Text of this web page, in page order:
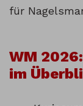
für
WM
im